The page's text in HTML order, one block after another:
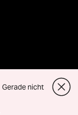
Gerade nicht